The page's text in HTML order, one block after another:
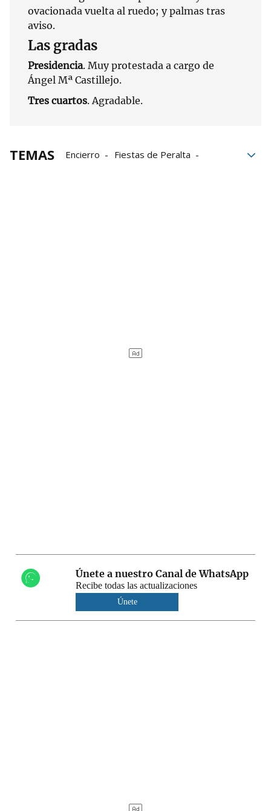
ovacionada vuelta al ruedo; y palmas tras
aviso.
Las gradas
Presidencia. Muy protestada a cargo de
Ángel Mª Castillejo.
Tres cuartos. Agradable.
TEMAS Encierro
Fiestas de Peralta
Únete a nuestro Canal de WhatsApp
Recibe todas las actualizaciones
Únete